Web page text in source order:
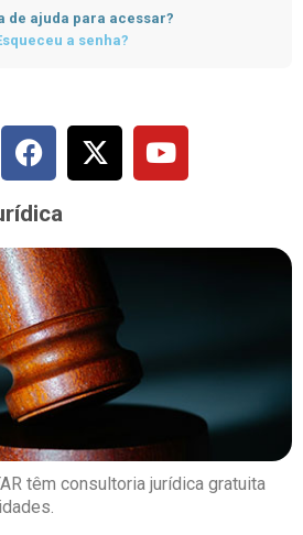
de ajuda para acessar?
a senha?
têm consultoria jurídica gratuita